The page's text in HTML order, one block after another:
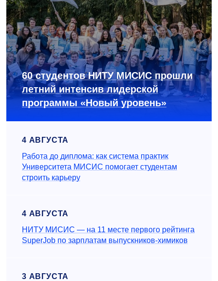
60 студентов НИТУ МИСИС прошли
летний интенсив лидерской
программы «Новый уровень»
4 АВГУСТА
Работа до диплома: как система практик
Университета МИСИС помогает студентам
строить карьеру
4 АВГУСТА
НИТУ МИСИС — на 11 месте первого рейтинга
SuperJob по зарплатам выпускников-химиков
3 АВГУСТА